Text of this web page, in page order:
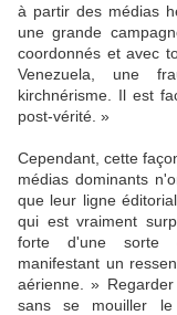
à partir des médias
une grande
coordonnés et avec
Venezuela, une
kirchnérisme. Il est
post-vérité. »
Cependant, cette
médias dominants
que leur ligne
qui est vraiment
forte d'une sorte
manifestant un
aérienne. »
sans se mouiller